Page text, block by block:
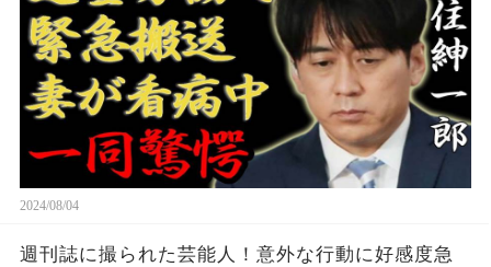
2024/08/04
週刊誌に撮られた芸能人！意外な行動に好感度急